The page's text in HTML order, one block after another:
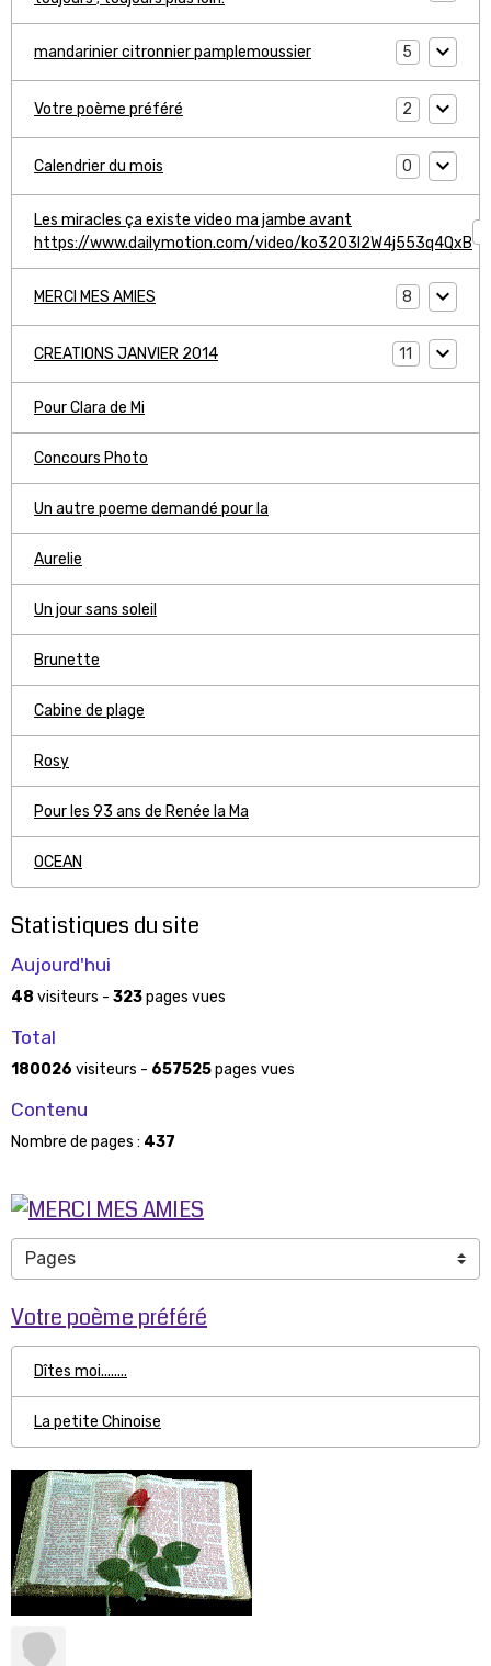
mandarinier citronnier pamplemoussier 5
Votre poème préféré 2
Calendrier du mois 0
Les miracles ça existe video ma jambe avant
https://www.dailymotion.com/video/ko3203l2W4j553q4QxB
MERCI MES AMIES 8
CREATIONS JANVIER 2014 11
Pour Clara de Mi
Concours Photo
Un autre poeme demandé pour la
Aurelie
Un jour sans soleil
Brunette
Cabine de plage
Rosy
Pour les 93 ans de Renée la Ma
OCEAN
Statistiques du site
Aujourd'hui
48 visiteurs - 323pages vues
Total
180026 visiteurs - 657525pages vues
Contenu
Nombre de pages : 437
Votre poème préféré
Dîtes moi........
La petite Chinoise